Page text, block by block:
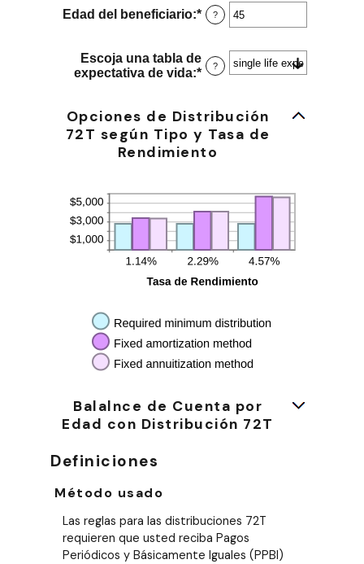
12%
entre
20
60
Edad del beneficiario:* Ingresa
un
entre
0
?
Escoja una tabla de
expectativa de vida:* ?
Opciones de Distribución
72T según Tipo y Tasa de
Rendimiento
Balalnce de Cuenta por
Edad con Distribución 72T
Definiciones
Método usado
Las reglas para las distribuciones 72T
requieren que usted reciba Pagos
Periódicos y Básicamente Iguales (PPBI)